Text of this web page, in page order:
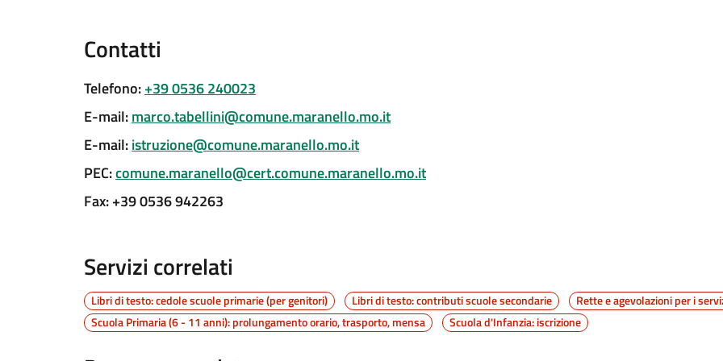
Contatti
Telefono:+39 0536 240023
E-mail:marco.tabellini@comune.maranello.mo.it
E-mail:istruzione@comune.maranello.mo.it
PEC:comune.maranello@cert.comune.maranello.mo.it
Fax:+39 0536 942263
Servizi correlati
Libri di testo: cedole scuole primarie (per genitori) Libri di testo: contributi scuole secondarie
Rette e agevolazioni per i
Scuola Primaria (6 - 11 anni): prolungamento orario, trasporto, mensa
Scuola d'Infanzia: iscrizione